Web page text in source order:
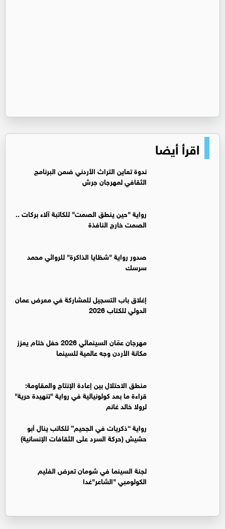
اقرأ أيضا
ندوة تعاين التراث الأردني ضمن البرنامج
الثقافي لمهرجان جرش
رواية "حين ينطق الصمت" للكاتبة آلاء بركات ..
الصمت خارج النافذة
صدور رواية "شظايا الذاكرة" للروائي محمد
سرسك
إغلاق باب التسجيل للمشاركة في معرض عمان
الدولي للكتاب 2026
مهرجان عمّان السينمائي 2026 حفل ختام يعزز
مكانة الأردن وجه عالمية للسينما
منطق الاحتلال بين إعادة الإنتاج والمقاومة:
قراءة ما بعد كولونيالية في رواية "تنهيدة حرية"
لرولا خالد غانم
رواية “ذكريات في الجحيم” للكاتب ينال أبو
حشيش (حركة السرد على الثقافات الإنسانية)
لجنة السينما في شومان تعرض الفليم
الكولومبي "الشاعر"غدا